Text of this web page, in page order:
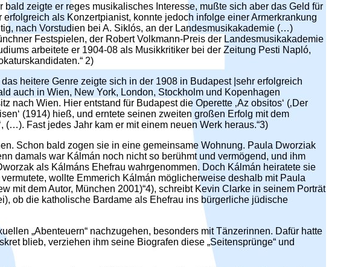
zeigte er reges musikalisches Interesse, mußte sich aber das Geld für
als Konzertpianist, konnte jedoch infolge einer Armerkrankung
nach Vorstudien bei A. Siklós, an der Landesmusikakademie (…)
Festspielen, der Robert Volkmann-Preis der Landesmusikakademie
arbeitete er 1904-08 als Musikkritiker bei der Zeitung Pesti Napló,
2)
heitere Genre zeigte sich in der 1908 in Budapest |sehr erfolgreich
auch in Wien, New York, London, Stockholm und Kopenhagen
Wien. Hier entstand für Budapest die Operette ‚Az obsitos‘ (‚Der
(1914) hieß, und erntete seinen zweiten großen Erfolg mit dem
(…). Fast jedes Jahr kam er mit einem neuen Werk heraus.“3)
Schon bald zogen sie in eine gemeinsame Wohnung. Paula Dworziak
damals war Kálmán noch nicht so berühmt und vermögend, und ihm
als Kálmáns Ehefrau wahrgenommen. Doch Kálmán heiratete sie
wollte Emmerich Kálmán möglicherweise deshalb mit Paula
mit dem Autor, München 2001)“4), schreibt Kevin Clarke in seinem Porträt
ob die katholische Bardame als Ehefrau ins bürgerliche jüdische
„Abenteuern“ nachzugehen, besonders mit Tänzerinnen. Dafür hatte
blieb, verziehen ihm seine Biografen diese „Seitensprünge“ und